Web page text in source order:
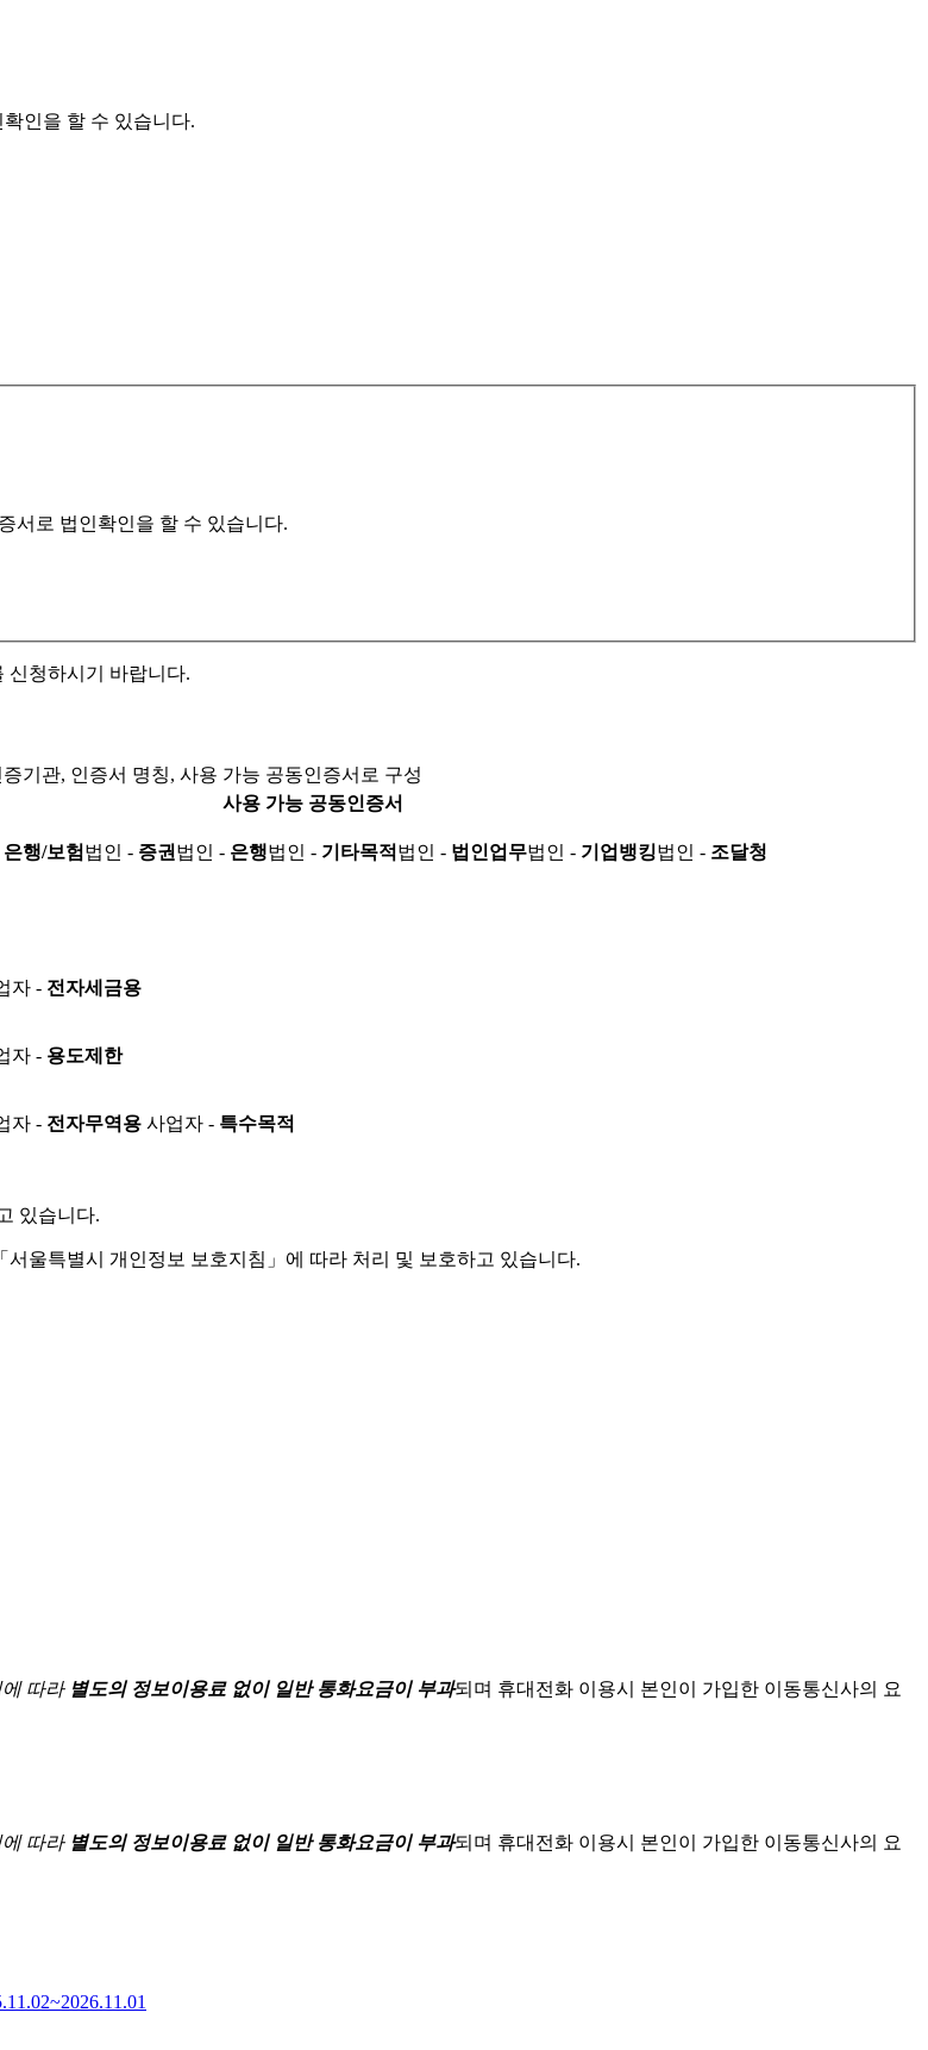
인을 할 수 있습니다.
서로 법인확인을 할 수 있습니다.
신청하시기 바랍니다.
기관, 인증서 명칭, 사용 가능 공동인증서로 구성
사용 가능 공동인증서
은행/보험 법인 - 증권 법인 - 은행법인 - 기타목적 법인 - 법인업무법인 - 기업뱅킹법인 - 조달청
자 - 전자세금용
자 - 용도제한
자 - 전자무역용 사업자 - 특수목적
있습니다.
울특별시 개인정보 보호지침」에 따라 처리 및 보호하고 있습니다.
따라 별도의 정보이용료 없이 일반 통화요금이 부과되며 휴대전화 이용시 본인이 가입한 이동통신사의 요
따라 별도의 정보이용료 없이 일반 통화요금이 부과되며 휴대전화 이용시 본인이 가입한 이동통신사의 요